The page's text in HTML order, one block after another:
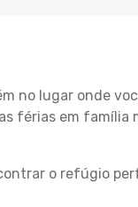
no lugar onde
férias em família
o refúgio